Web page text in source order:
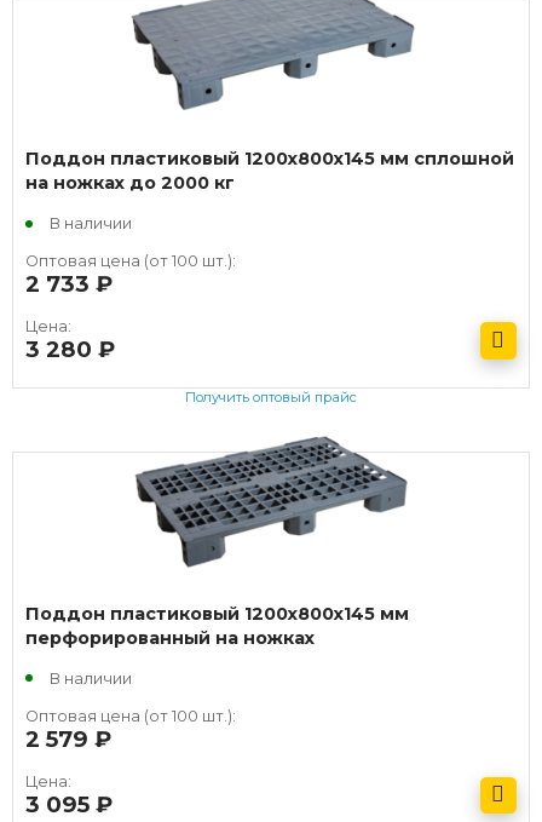
Поддон пластиковый 1200х800х145 мм сплошной
на ножках до 2000 кг
В наличии
Оптовая цена (от 100 шт.):
2 733
Цена:
3 280
Получить оптовый прайс
Поддон пластиковый 1200х800х145 мм
перфорированный на ножках
В наличии
Оптовая цена (от 100 шт.):
2 579
Цена:
3 095